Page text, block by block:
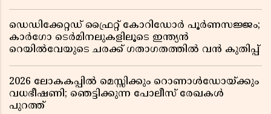
ഡെഡിക്കേറ്റഡ് ഫ്രൈറ്റ് കോറിഡോർ പൂർണസജ്ജം;
കാർഗോ ടെർമിനലുകളിലൂടെ ഇന്ത്യൻ
റെയിൽവേയുടെ ചരക്ക് ഗതാഗതത്തിൽ വൻ കുതിപ്പ്
2026 ലോകകപ്പിൽ മെസ്സിക്കും റൊണാൾഡോയ്ക്കും
വധഭീഷണി; ഞെട്ടിക്കുന്ന പോലീസ് രേഖകൾ
പുറത്ത്